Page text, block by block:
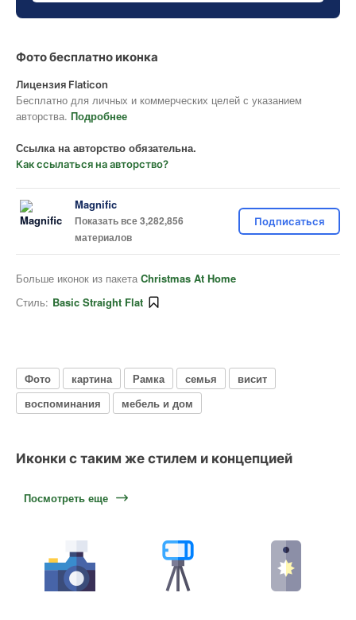
Фото бесплатно иконка
Лицензия Flaticon
Бесплатно для личных и коммерческих целей с указанием
авторства. Подробнее
Ссылка на авторство обязательна.
Как ссылаться на авторство?
Magnific
Показать все 3,282,856
материалов
Подписаться
Больше иконок из пакета Christmas At Home
Стиль: Basic Straight Flat
Фото картина Рамка семья
висит
воспоминания
мебель и дом
Иконки с таким же стилем и концепцией
Посмотреть еще